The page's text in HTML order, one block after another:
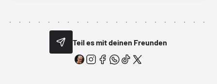
Teil es mit deinen Freunden